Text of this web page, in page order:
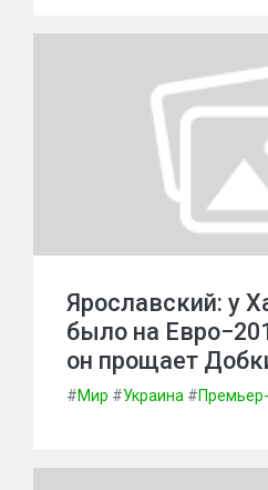
Ярославский: у
было на
он прощает
#Мир #Украина #